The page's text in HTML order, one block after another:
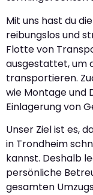
Mit uns hast du
reibungslos und
Flotte von
ausgestattet, um
transportieren.
wie Montage und
Einlagerung von
Unser Ziel ist es,
in Trondheim
kannst. Deshalb
persönliche
gesamten